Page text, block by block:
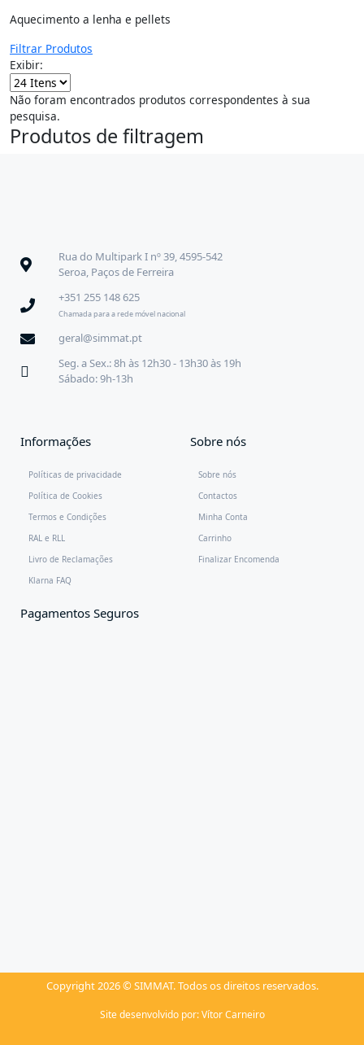
Aquecimento a lenha e pellets
Filtrar Produtos
Exibir:
Não foram encontrados produtos correspondentes à sua
pesquisa.
Produtos de filtragem
Rua do Multipark I nº 39, 4595-542
Seroa, Paços de Ferreira
+351 255 148 625
Chamada para a rede móvel nacional
geral@simmat.pt
Seg. a Sex.: 8h às 12h30 - 13h30 às 19h
Sábado: 9h-13h
Informações
Políticas de privacidade
Política de Cookies
Termos e Condições
RAL e RLL
Livro de Reclamações
Klarna FAQ
Sobre nós
Sobre nós
Contactos
Minha Conta
Carrinho
Finalizar Encomenda
Pagamentos Seguros
Copyright 2026 © SIMMAT. Todos os direitos reservados.
Site desenvolvido por: Vítor Carneiro